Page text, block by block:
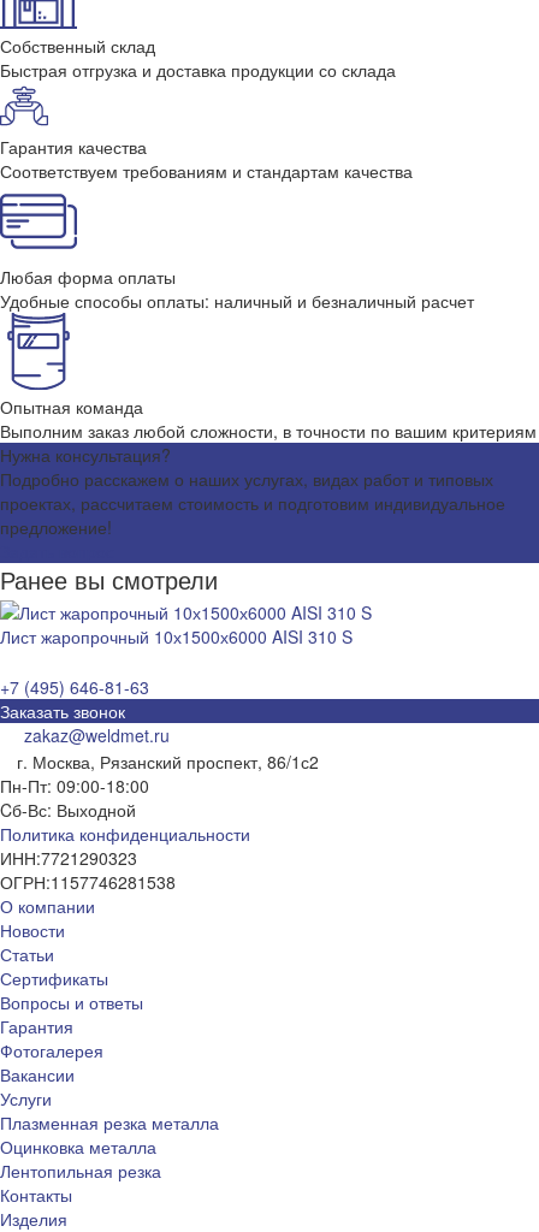
Собственный склад
Быстрая отгрузка и доставка продукции со склада
Гарантия качества
Соответствуем требованиям и стандартам качества
Любая форма оплаты
Удобные способы оплаты: наличный и безналичный расчет
Опытная команда
Выполним заказ любой сложности, в точности по вашим критериям
Нужна консультация?
Подробно расскажем о наших услугах, видах работ и типовых
проектах, рассчитаем стоимость и подготовим индивидуальное
предложение!
Ранее вы смотрели
Лист жаропрочный 10х1500х6000 AISI 310 S
+7 (495) 646-81-63
Заказать звонок
zakaz@weldmet.ru
г. Москва, Рязанский проспект, 86/1с2
Пн-Пт: 09:00-18:00
Cб-Вс: Выходной
Политика конфиденциальности
ИНН:7721290323
ОГРН:1157746281538
О компании
Новости
Статьи
Сертификаты
Вопросы и ответы
Гарантия
Фотогалерея
Вакансии
Услуги
Плазменная резка металла
Оцинковка металла
Лентопильная резка
Контакты
Изделия